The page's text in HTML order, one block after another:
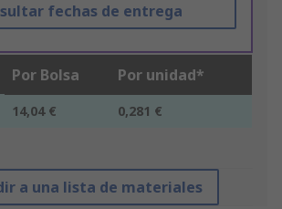
fechas de entrega
Por Bolsa Por unidad*
14,04 € 0,281 €
a una lista de materiales